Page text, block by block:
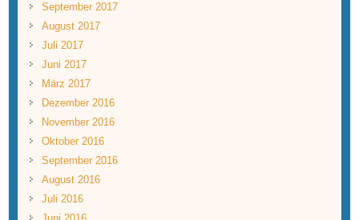
September 2017
August 2017
Juli 2017
Juni 2017
März 2017
Dezember 2016
November 2016
Oktober 2016
September 2016
August 2016
Juli 2016